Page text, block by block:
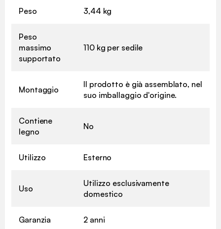
Peso 3,44 kg
Peso
massimo
supportato
110 kg per sedile
Montaggio
Il prodotto è già assemblato, nel
suo imballaggio d'origine.
Contiene
legno
No
Utilizzo Esterno
Uso
Utilizzo esclusivamente
domestico
Garanzia 2 anni